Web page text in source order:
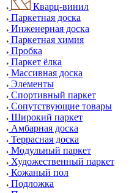
Кварц-винил
Паркетная доска
Инженерная доска
Паркетная химия
Пробка
Паркет ёлка
Массивная доска
Элементы
Спортивный паркет
Сопутствующие товары
Широкий паркет
Амбарная доска
Террасная доска
Модульный паркет
Художественный паркет
Кожаный пол
Подложка